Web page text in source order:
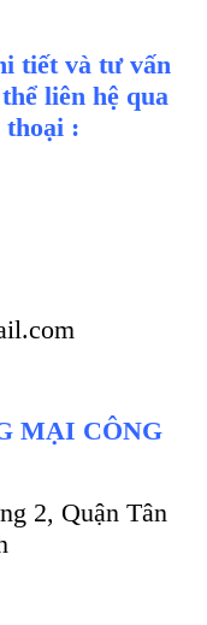
tiết và tư vấn
liên hệ qua
thoại :
MẠI CÔNG
2, Quận Tân